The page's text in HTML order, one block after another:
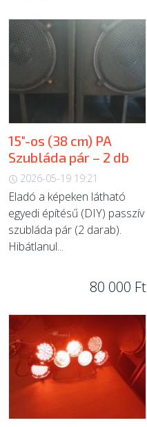
15"-os (38 cm) PA
Szubláda pár – 2 db
2026-05-19 19:21
Eladó a képeken látható
egyedi építésű (DIY) passzív
szubláda pár (2 darab).
Hibátlanul...
80 000 Ft